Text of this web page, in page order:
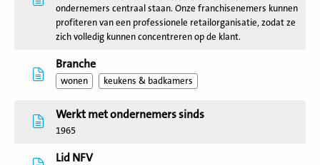
ondernemers centraal staan. Onze franchisenemers kunnen
profiteren van een professionele retailorganisatie, zodat ze
zich volledig kunnen concentreren op de klant.
Branche
wonen keukens & badkamers
Werkt met ondernemers sinds
1965
Lid NFV